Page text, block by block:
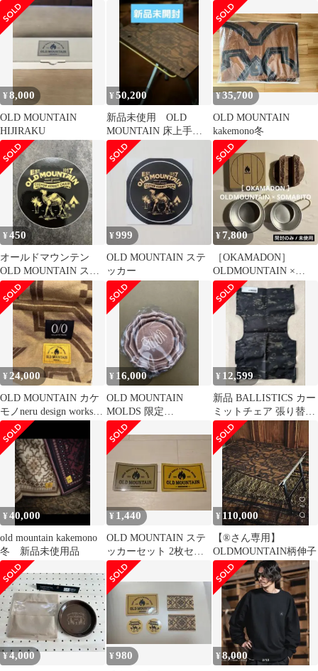
ト brown mountain
¥8,000
OLD MOUNTAIN
HIJIRAKU
¥50,200
新品未使用 OLD
MOUNTAIN 床上手は
柄上
¥35,700
OLD MOUNTAIN
kakemono冬
¥450
オールドマウンテン
OLD MOUNTAIN ステ
ッカー
¥999
OLD MOUNTAIN ステ
ッカー
¥7,800
［OKAMADON］
OLDMOUNTAIN ×
SOMABITO 3点セット
¥ 24,000
OLD MOUNTAIN カケ
モノneru design works
コラボ
¥ 16,000
OLD MOUNTAIN
MOLDS 限定
HANARIM プレート
¥ 12,599
新品 BALLISTICS カー
ミットチェア 張り替え
シート マルチカムブラ
ック
¥40,000
old mountain kakemono
冬 新品未使用品
¥ 1,440
OLD MOUNTAIN ステ
ッカーセット 2枚セッ
ト
¥ 110,000
【®️さん専用】
OLDMOUNTAIN柄伸子
¥4,000 ¥980 ¥8,000